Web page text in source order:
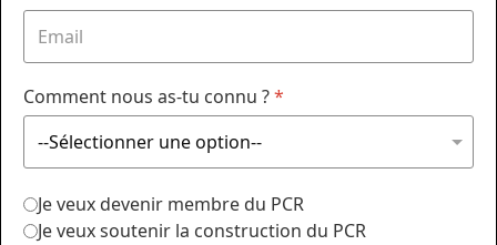
Comment nous as-tu connu ?*
Je veux devenir membre du PCR
Je veux soutenir la construction du PCR